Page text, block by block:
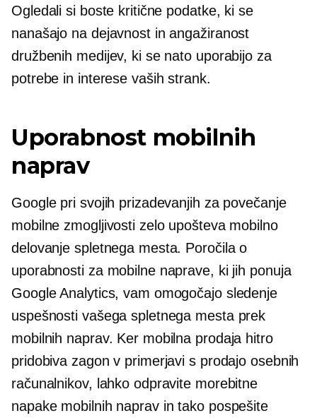
Ogledali si boste kritične podatke, ki se
nanašajo na dejavnost in angažiranost
družbenih medijev, ki se nato uporabijo za
potrebe in interese vaših strank.
Uporabnost mobilnih
naprav
Google pri svojih prizadevanjih za povečanje
mobilne zmogljivosti zelo upošteva mobilno
delovanje spletnega mesta. Poročila o
uporabnosti za mobilne naprave, ki jih ponuja
Google Analytics, vam omogočajo sledenje
uspešnosti vašega spletnega mesta prek
mobilnih naprav. Ker mobilna prodaja hitro
pridobiva zagon v primerjavi s prodajo osebnih
računalnikov, lahko odpravite morebitne
napake mobilnih naprav in tako pospešite